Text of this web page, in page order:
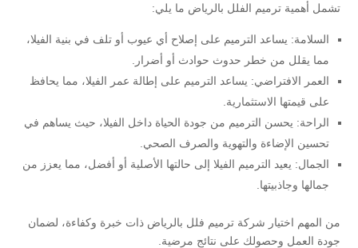
تشمل أهمية ترميم الفلل بالرياض ما يلي:
السلامة: يساعد الترميم على إصلاح أي عيوب أو تلف في بنية الفيلا،
مما يقلل من خطر حدوث حوادث أو أضرار.
العمر الافتراضي: يساعد الترميم على إطالة عمر الفيلا، مما يحافظ
على قيمتها الاستثمارية.
الراحة: يحسن الترميم من جودة الحياة داخل الفيلا، حيث يساهم في
تحسين الإضاءة والتهوية والصرف الصحي.
الجمال: يعيد الترميم الفيلا إلى حالتها الأصلية أو أفضل، مما يعزز من
جمالها وجاذبيتها.
من المهم اختيار شركة ترميم فلل بالرياض ذات خبرة وكفاءة، لضمان
جودة العمل وحصولك على نتائج مرضية.